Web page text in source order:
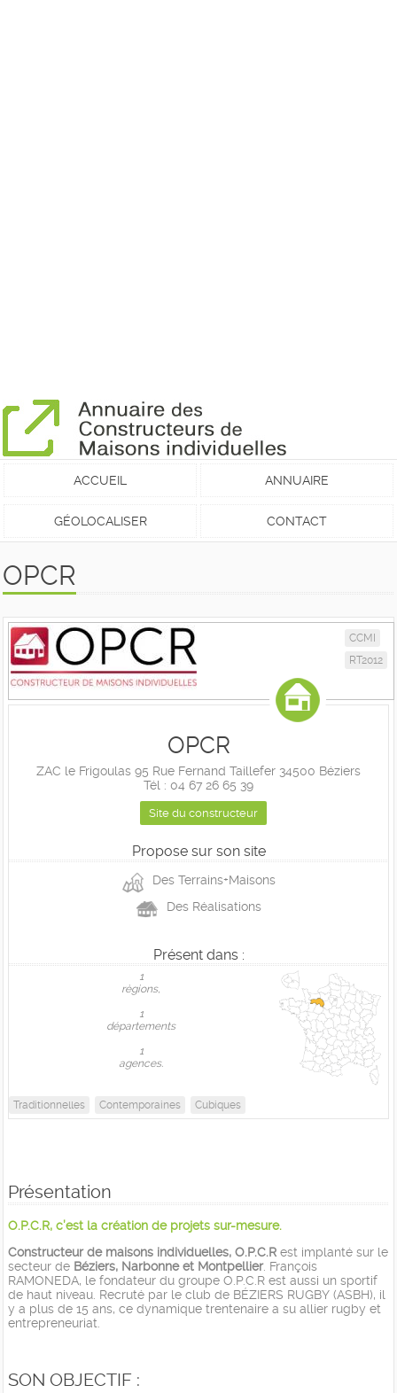
ACCUEIL ANNUAIRE
GÉOLOCALISER CONTACT
OPCR
CCMI
RT2012
OPCR
ZAC le Frigoulas 95 Rue Fernand Taillefer 34500 Béziers
Tél : 04 67 26 65 39
Site du constructeur
Propose sur son site
Des Terrains+Maisons
Des Réalisations
Présent dans :
1
règions,
1
départements
1
agences.
Traditionnelles Contemporaines Cubiques
Présentation
O.P.C.R, c’est la création de projets sur-mesure.
Constructeur de maisons individuelles, O.P.C.R est implanté sur le
secteur de Béziers, Narbonne et Montpellier. François
RAMONEDA, le fondateur du groupe O.P.C.R est aussi un sportif
de haut niveau. Recruté par le club de BÉZIERS RUGBY (ASBH), il
y a plus de 15 ans, ce dynamique trentenaire a su allier rugby et
entrepreneuriat.
SON OBJECTIF :